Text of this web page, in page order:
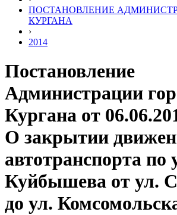
ПОСТАНОВЛЕНИЕ
КУРГАНА
›
2014
Постановление
Администрации
Кургана от
О закрытии
автотранспорта по
Куйбышева от ул.
до ул.